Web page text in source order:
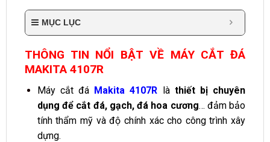
MỤC LỤC
THÔNG TIN NỔI BẬT VỀ MÁY CẮT ĐÁ
MAKITA 4107R
Máy cắt đá Makita 4107R là thiết bị chuyên
dụng để cắt đá, gạch, đá hoa cương… đảm bảo
tính thẩm mỹ và độ chính xác cho công trình xây
dựng.